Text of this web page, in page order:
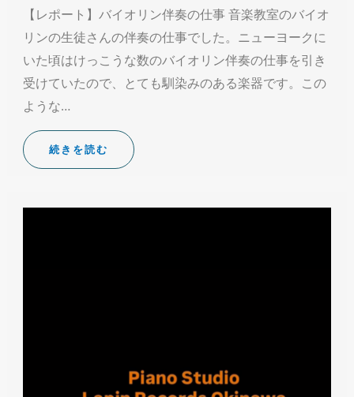
【レポート】バイオリン伴奏の仕事 音楽教室のバイオ
リンの生徒さんの伴奏の仕事でした。ニューヨークに
いた頃はけっこうな数のバイオリン伴奏の仕事を引き
受けていたので、とても馴染みのある楽器です。この
ような…
続きを読む